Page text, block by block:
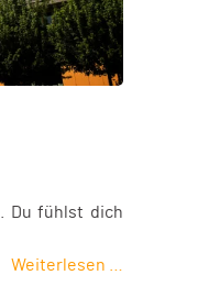
Du fühlst dich
Weiterlesen …